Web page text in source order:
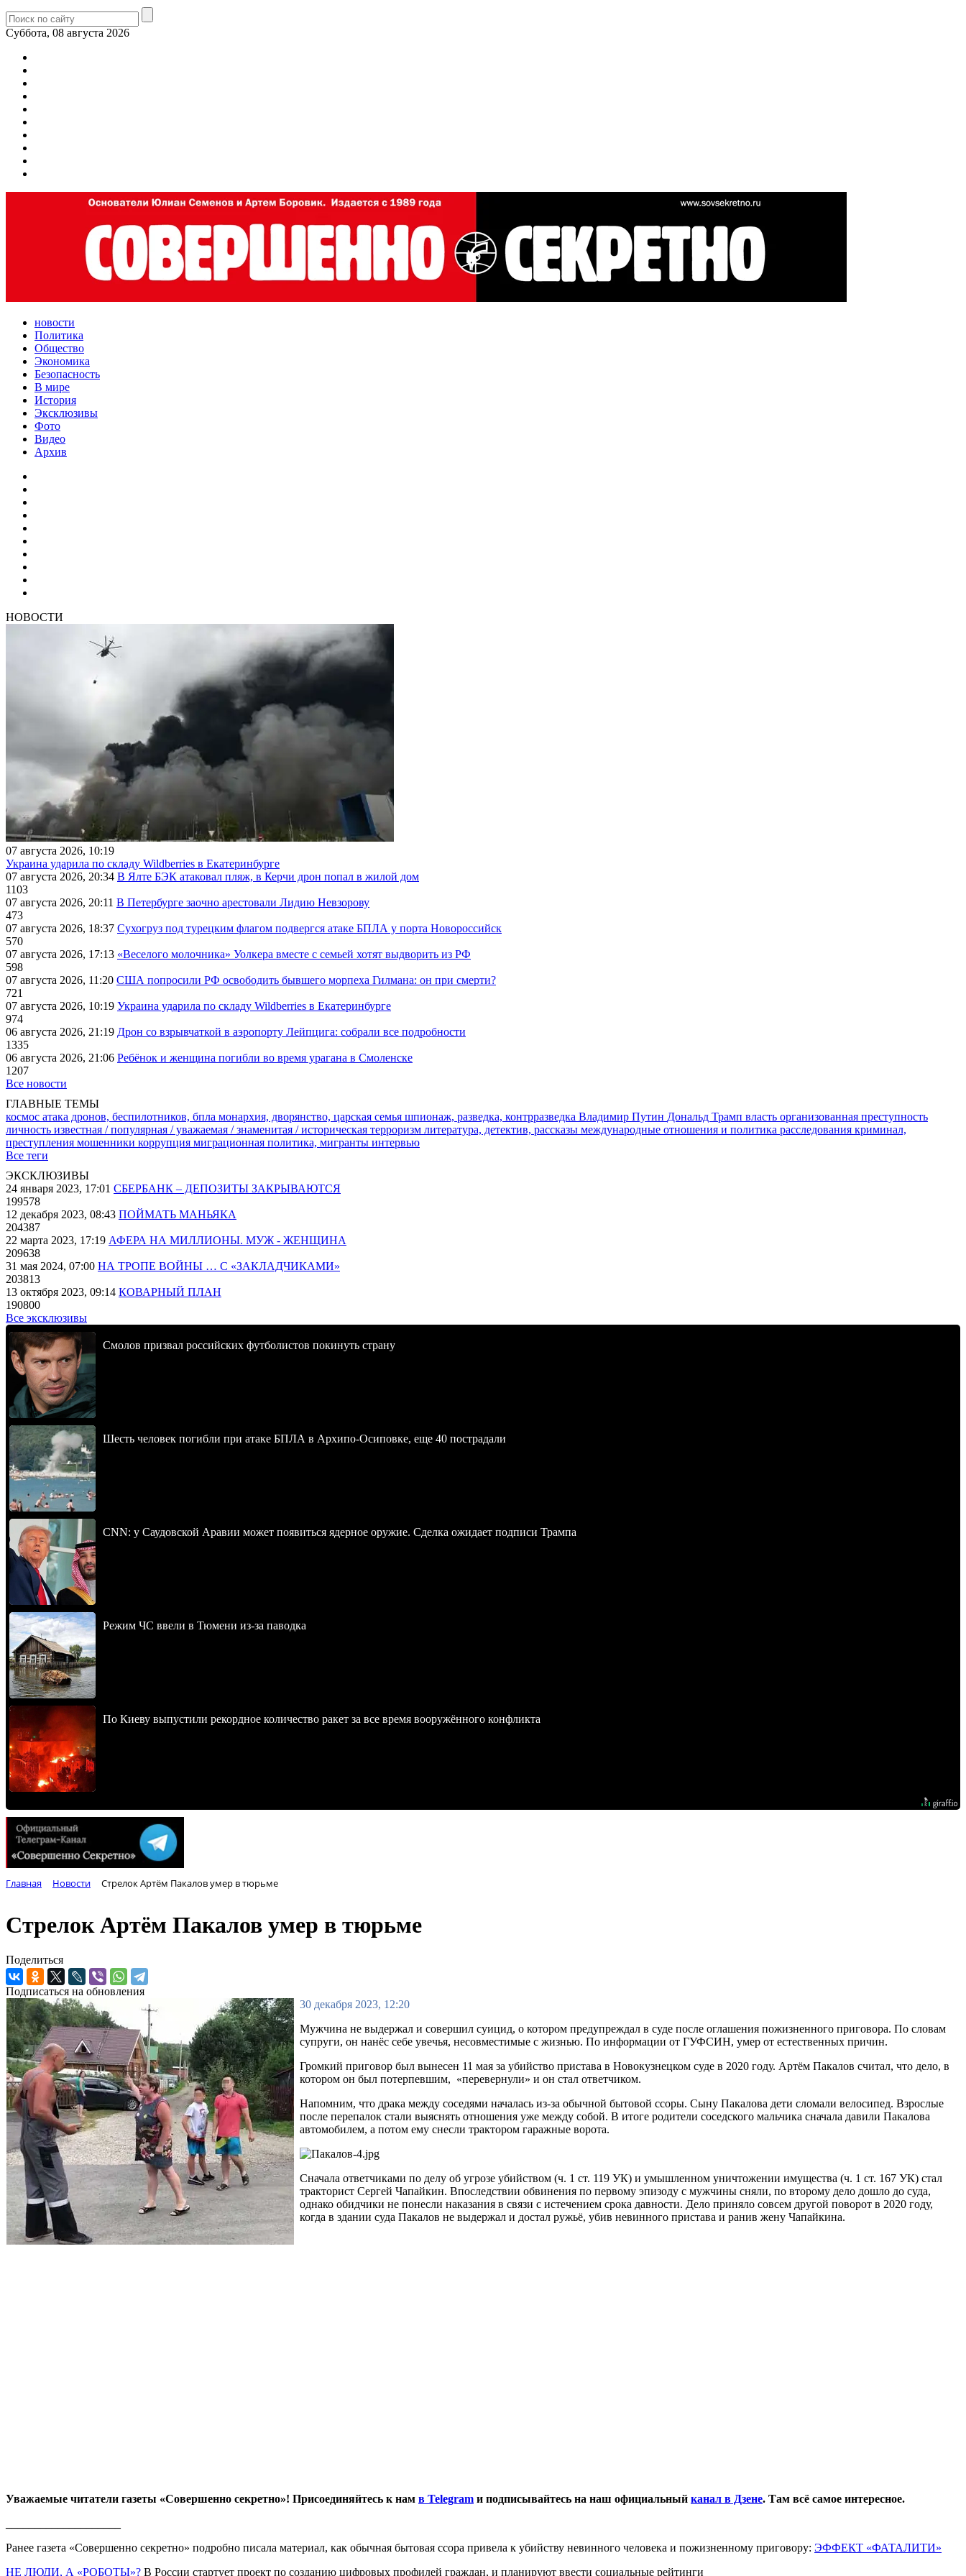
Суббота, 08 августа 2026
новости
Политика
Общество
Экономика
Безопасность
В мире
История
Эксклюзивы
Фото
Видео
Архив
НОВОСТИ
07 августа 2026, 10:19
Украина ударила по складу Wildberries в Екатеринбурге
07 августа 2026, 20:34 В Ялте БЭК атаковал пляж, в Керчи дрон попал в жилой дом
1103
07 августа 2026, 20:11 В Петербурге заочно арестовали Лидию Невзорову
473
07 августа 2026, 18:37 Сухогруз под турецким флагом подвергся атаке БПЛА у порта Новороссийск
570
07 августа 2026, 17:13 «Веселого молочника» Уолкера вместе с семьей хотят выдворить из РФ
598
07 августа 2026, 11:20 США попросили РФ освободить бывшего морпеха Гилмана: он при смерти?
721
07 августа 2026, 10:19 Украина ударила по складу Wildberries в Екатеринбурге
974
06 августа 2026, 21:19 Дрон со взрывчаткой в аэропорту Лейпцига: собрали все подробности
1335
06 августа 2026, 21:06 Ребёнок и женщина погибли во время урагана в Смоленске
1207
Все новости
ГЛАВНЫЕ ТЕМЫ
космос атака дронов, беспилотников, бпла монархия, дворянство, царская семья шпионаж, разведка, контрразведка Владимир Путин Дональд Трамп власть организованная преступность
личность известная / популярная / уважаемая / знаменитая / историческая терроризм литература, детектив, рассказы международные отношения и политика расследования криминал,
преступления мошенники коррупция миграционная политика, мигранты интервью
Все теги
ЭКСКЛЮЗИВЫ
24 января 2023, 17:01 СБЕРБАНК – ДЕПОЗИТЫ ЗАКРЫВАЮТСЯ
199578
12 декабря 2023, 08:43 ПОЙМАТЬ МАНЬЯКА
204387
22 марта 2023, 17:19 АФЕРА НА МИЛЛИОНЫ. МУЖ - ЖЕНЩИНА
209638
31 мая 2024, 07:00 НА ТРОПЕ ВОЙНЫ … С «ЗАКЛАДЧИКАМИ»
203813
13 октября 2023, 09:14 КОВАРНЫЙ ПЛАН
190800
Все эксклюзивы
Смолов призвал российских футболистов покинуть страну
Шесть человек погибли при атаке БПЛА в Архипо-Осиповке, еще 40 пострадали
CNN: у Саудовской Аравии может появиться ядерное оружие. Сделка ожидает подписи Трампа
Режим ЧС ввели в Тюмени из-за паводка
По Киеву выпустили рекордное количество ракет за все время вооружённого конфликта
Главная Новости Стрелок Артём Пакалов умер в тюрьме
Стрелок Артём Пакалов умер в тюрьме
Поделиться
Подписаться на обновления
30 декабря 2023, 12:20
Мужчина не выдержал и совершил суицид, о котором предупреждал в суде после оглашения пожизненного приговора. По словам
супруги, он нанёс себе увечья, несовместимые с жизнью. По информации от ГУФСИН, умер от естественных причин.
Громкий приговор был вынесен 11 мая за убийство пристава в Новокузнецком суде в 2020 году. Артём Пакалов считал, что дело, в
котором он был потерпевшим, «перевернули» и он стал ответчиком.
Напомним, что драка между соседями началась из-за обычной бытовой ссоры. Сыну Пакалова дети сломали велосипед. Взрослые
после перепалок стали выяснять отношения уже между собой. В итоге родители соседского мальчика сначала давили Пакалова
автомобилем, а потом ему снесли трактором гаражные ворота.
Сначала ответчиками по делу об угрозе убийством (ч. 1 ст. 119 УК) и умышленном уничтожении имущества (ч. 1 ст. 167 УК) стал
тракторист Сергей Чапайкин. Впоследствии обвинения по первому эпизоду с мужчины сняли, по второму дело дошло до суда,
однако обидчики не понесли наказания в связи с истечением срока давности. Дело приняло совсем другой поворот в 2020 году,
когда в здании суда Пакалов не выдержал и достал ружьё, убив невинного пристава и ранив жену Чапайкина.
Уважаемые читатели газеты «Совершенно секретно»! Присоединяйтесь к нам в Telegram и подписывайтесь на наш официальный канал в Дзене. Там всё самое интересное.
Ранее газета «Совершенно секретно» подробно писала материал, как обычная бытовая ссора привела к убийству невинного человека и пожизненному приговору: ЭФФЕКТ «ФАТАЛИТИ»
НЕ ЛЮДИ, А «РОБОТЫ»? В России стартует проект по созданию цифровых профилей граждан, и планируют ввести социальные рейтинги